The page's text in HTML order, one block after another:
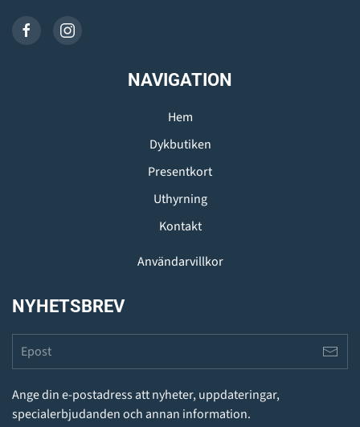
NAVIGATION
Hem
Dykbutiken
Presentkort
Uthyrning
Kontakt
Användarvillkor
NYHETSBREV
Ange din e-postadress att nyheter, uppdateringar,
specialerbjudanden och annan information.